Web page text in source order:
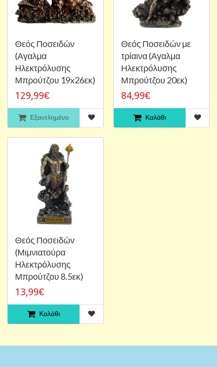
Θεός Ποσειδών
(Αγαλμα
Ηλεκτρόλυσης
Μπρούτζου 19x26εκ)
129,99€
Εξαντλημένο
Θεός Ποσειδών με
τρίαινα (Αγαλμα
Ηλεκτρόλυσης
Μπρούτζου 20εκ)
84,99€
Καλάθι
Θεός Ποσειδών
(Μιμνιατούρα
Ηλεκτρόλυσης
Μπρούτζου 8.5εκ)
13,99€
Καλάθι